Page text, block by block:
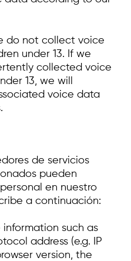
do not collect voice
under 13. If we
collected voice
13, we will
voice data
de servicios
pueden
en nuestro
a continuación:
such as
address (e.g. IP
version, the